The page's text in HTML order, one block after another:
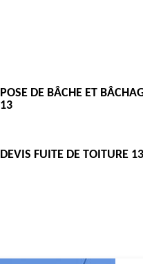
POSE DE BÂCHE ET
13
DEVIS FUITE DE TOITURE 13